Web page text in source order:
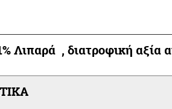
Λιπαρά , διατροφική αξία